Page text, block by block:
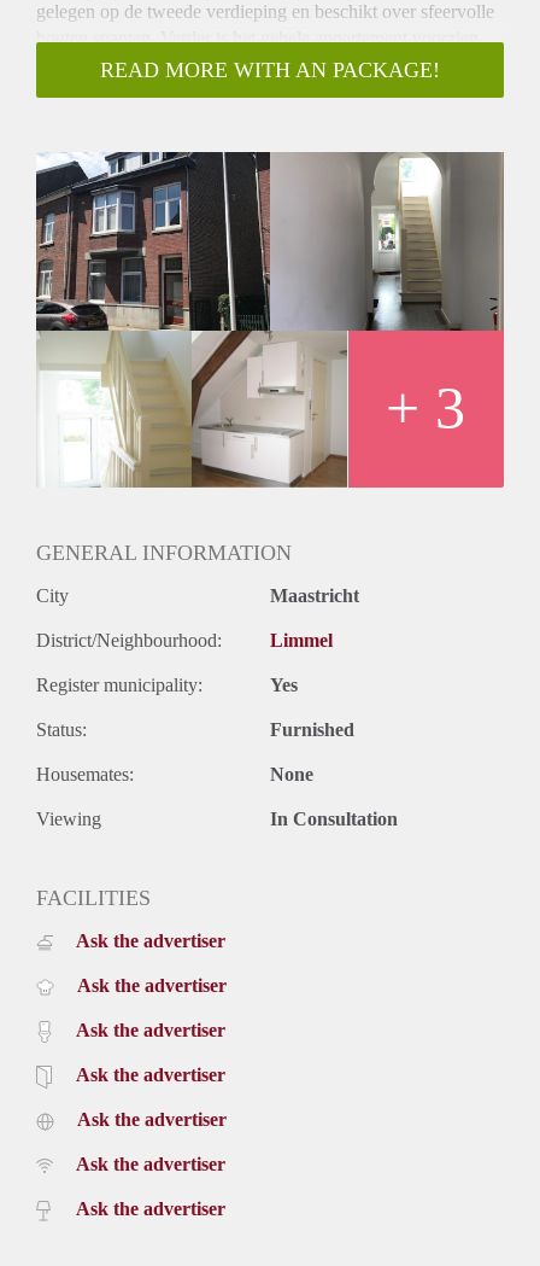
gelegen op de tweede verdieping en beschikt over sfeervolle
houten spanten. Verder is het gehele appartement voorzien
van een nette laminaatvloer. De keuken is voorzien van 2 pits
fornuis en afzuigkap. De ruime badkamer is voorzien van
tuin voor gezamenlijk gebruik en bevindt zich eveneens een
overdekte fietsenstalling.
Deze woning is uitsluitend geschikt voor 1 werkend persoon.
STUDENTEN ZIJN NIET TOEGESTAAN!!
De huurprijs incl. servicekosten, internet en GWE bedraagt €
800,- per maand. Waarborgsom bedraagt € 1600,-
Huurtoeslag is mogelijk.
READ MORE WITH AN PACKAGE!
+ 3
GENERAL INFORMATION
City Maastricht
District/Neighbourhood: Limmel
Register municipality: Yes
Status: Furnished
Housemates: None
Viewing In Consultation
FACILITIES
Ask the advertiser
Ask the advertiser
Ask the advertiser
Ask the advertiser
Ask the advertiser
Ask the advertiser
Ask the advertiser